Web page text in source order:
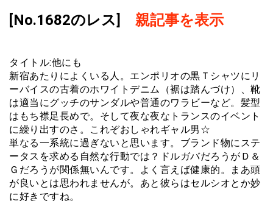
[No.1682のレス] 親記事を表示
タイトル:他にも
新宿あたりによくいる人。エンポリオの黒Ｔシャツにリ
ーバイスの古着のホワイトデニム（裾は踏んづけ）、靴
は適当にグッチのサンダルや普通のワラビーなど。髪型
はもち襟足長めで。そして夜な夜なトランスのイベント
に繰り出すのさ。これぞおしゃれギャル男☆
単なる一系統に過ぎないと思います。ブランド物にステ
ータスを求める自然な行動では？ドルガバだろうがＤ＆
Ｇだろうが関係無いんです。よく言えば健康的。まあ頭
が良いとは思われませんが。あと彼らはセルシオとか妙
に好きですね。